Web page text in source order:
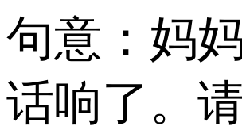
句意：妈
话响了。